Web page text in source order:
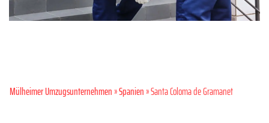
Mülheimer Umzugsunternehmen»Spanien» Santa Coloma de Gramanet